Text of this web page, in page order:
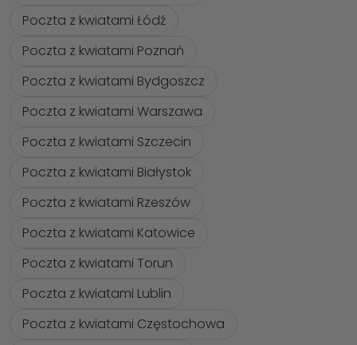
Poczta z kwiatami Łódź
Poczta z kwiatami Poznań
Poczta z kwiatami Bydgoszcz
Poczta z kwiatami Warszawa
Poczta z kwiatami Szczecin
Poczta z kwiatami Białystok
Poczta z kwiatami Rzeszów
Poczta z kwiatami Katowice
Poczta z kwiatami Torun
Poczta z kwiatami Lublin
Poczta z kwiatami Częstochowa